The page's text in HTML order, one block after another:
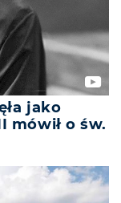
jako
mówił o św.